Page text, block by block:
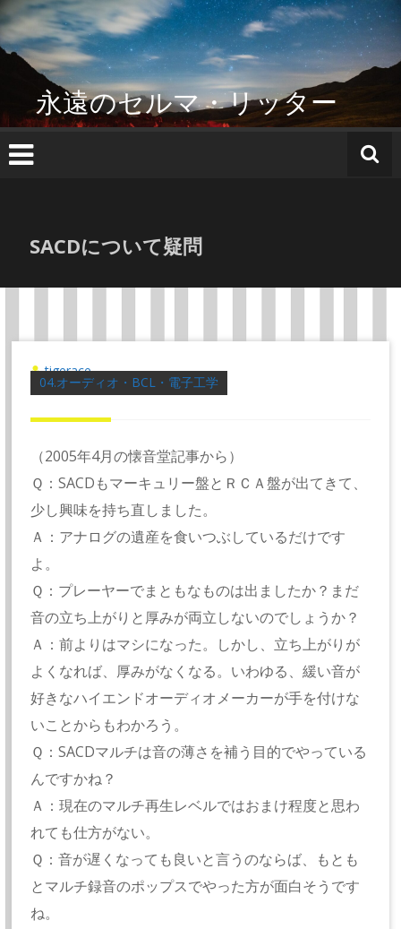
コ
ン
テ
へ
ス
キ
永遠のセルマ・リッター
SACDについて疑問
04.オーディオ・BCL・電子工学
tigerace
（2005年4月の懐音堂記事から）
Ｑ：SACDもマーキュリー盤とＲＣＡ盤が出てきて、
少し興味を持ち直しました。
Ａ：アナログの遺産を食いつぶしているだけです
よ。
Ｑ：プレーヤーでまともなものは出ましたか？まだ
音の立ち上がりと厚みが両立しないのでしょうか？
Ａ：前よりはマシになった。しかし、立ち上がりが
よくなれば、厚みがなくなる。いわゆる、緩い音が
好きなハイエンドオーディオメーカーが手を付けな
いことからもわかろう。
Ｑ：SACDマルチは音の薄さを補う目的でやっている
んですかね？
Ａ：現在のマルチ再生レベルではおまけ程度と思わ
れても仕方がない。
Ｑ：音が遅くなっても良いと言うのならば、もとも
とマルチ録音のポップスでやった方が面白そうです
ね。